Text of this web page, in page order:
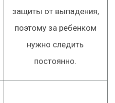
защиты от выпадения,
поэтому за ребенком
нужно следить
постоянно.